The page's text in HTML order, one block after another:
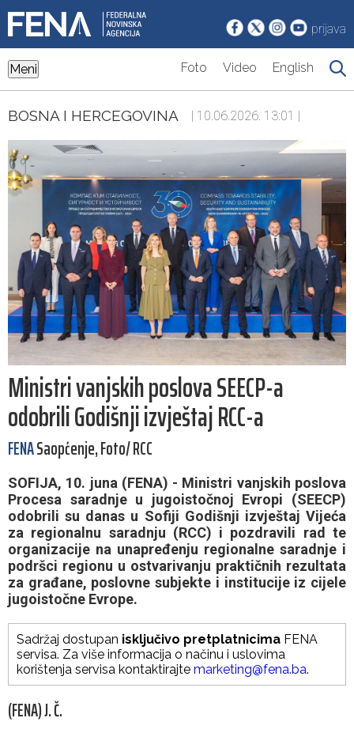
prijava
Meni Foto Video English
BOSNA I HERCEGOVINA | 10.06.2026. 13:01 |
Ministri vanjskih poslova SEECP-a
odobrili Godišnji izvještaj RCC-a
FENASaopćenje, Foto/ RCC
SOFIJA, 10. juna (FENA) - Ministri vanjskih poslova
Procesa saradnje u jugoistočnoj Evropi (SEECP)
odobrili su danas u Sofiji Godišnji izvještaj Vijeća
za regionalnu saradnju (RCC) i pozdravili rad te
organizacije na unapređenju regionalne saradnje i
podršci regionu u ostvarivanju praktičnih rezultata
za građane, poslovne subjekte i institucije iz cijele
jugoistočne Evrope.
Sadržaj dostupan isključivo pretplatnicima FENA
servisa. Za više informacija o načinu i uslovima
korištenja servisa kontaktirajte marketing@fena.ba.
(FENA) J. Č.